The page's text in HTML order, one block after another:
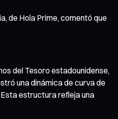
de Hola Prime, comentó que
del Tesoro estadounidense,
una dinámica de curva de
Esta estructura refleja una